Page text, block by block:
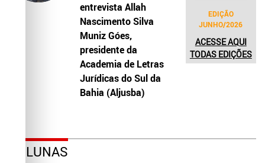
entrevista Allah
Nascimento Silva
Muniz Góes,
presidente da
Academia de Letras
Jurídicas do Sul da
Bahia (Aljusba)
EDIÇÃO
JUNHO/2026
ACESSE AQUI
TODAS EDIÇÕES
COLUNAS